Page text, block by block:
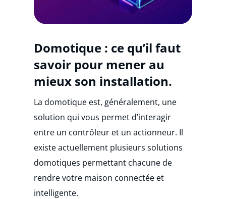
Domotique : ce qu’il faut
savoir pour mener au
mieux son installation.
La domotique est, généralement, une
solution qui vous permet d’interagir
entre un contrôleur et un actionneur. Il
existe actuellement plusieurs solutions
domotiques permettant chacune de
rendre votre maison connectée et
intelligente.